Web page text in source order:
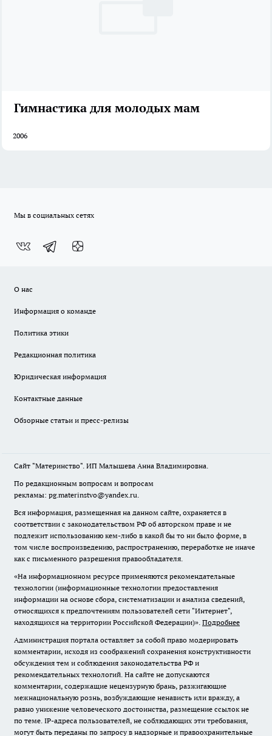
Гимнастика для молодых мам
2006
Мы в социальных сетях
О нас
Информация о команде
Политика этики
Редакционная политика
Юридическая информация
Контактные данные
Обзорные статьи и пресс-релизы
Сайт "Материнство". ИП Малышева Анна Владимировна.
По редакционным вопросам и вопросам
рекламы: pg.materinstvo@yandex.ru.
Вся информация, размещенная на данном сайте, охраняется в
соответствии с законодательством РФ об авторском праве и не
подлежит использованию кем-либо в какой бы то ни было форме, в
том числе воспроизведению, распространению, переработке не иначе
как с письменного разрешения правообладателя.
«На информационном ресурсе применяются рекомендательные
технологии (информационные технологии предоставления
информации на основе сбора, систематизации и анализа сведений,
относящихся к предпочтениям пользователей сети "Интернет",
находящихся на территории Российской Федерации)». Подробнее
Администрация портала оставляет за собой право модерировать
комментарии, исходя из соображений сохранения конструктивности
обсуждения тем и соблюдения законодательства РФ и
рекомендательных технологий. На сайте не допускаются
комментарии, содержащие нецензурную брань, разжигающие
межнациональную рознь, возбуждающие ненависть или вражду, а
равно унижение человеческого достоинства, размещение ссылок не
по теме. IP-адреса пользователей, не соблюдающих эти требования,
могут быть переданы по запросу в надзорные и правоохранительные